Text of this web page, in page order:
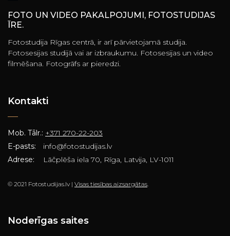
FOTO UN VIDEO PAKALPOJUMI, FOTOSTUDIJAS
ĪRE.
Fotostudija Rīgas centrā, ir arī pārvietojamā studija.
Fotosesijas studijā vai ar izbraukumu. Fotosesijas un video
filmēšana. Fotogrāfs ar pieredzi.
Kontakti
Mob. Tālr.: +371 270-22-203
E-pasts:
info@fotostudijas.lv
Adrese:
Lāčplēša iela 70, Rīga, Latvija, LV-1011
© 2021 Fotostudijas.lv | Visas tiesības aizsargātas
Noderīgas saites